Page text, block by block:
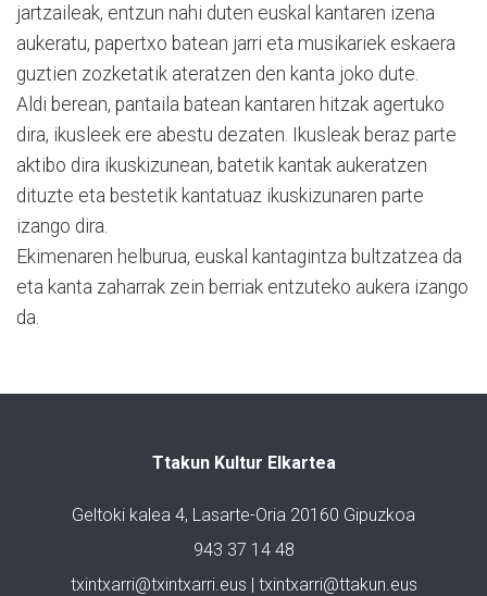
jartzaileak, entzun nahi duten euskal kantaren izena
aukeratu, papertxo batean jarri eta musikariek eskaera
guztien zozketatik ateratzen den kanta joko dute.
Aldi berean, pantaila batean kantaren hitzak agertuko
dira, ikusleek ere abestu dezaten. Ikusleak beraz parte
aktibo dira ikuskizunean, batetik kantak aukeratzen
dituzte eta bestetik kantatuaz ikuskizunaren parte
izango dira.
Ekimenaren helburua, euskal kantagintza bultzatzea da
eta kanta zaharrak zein berriak entzuteko aukera izango
da.
Ttakun Kultur Elkartea
Geltoki kalea 4, Lasarte-Oria 20160 Gipuzkoa
943 37 14 48
txintxarri@txintxarri.eus | txintxarri@ttakun.eus